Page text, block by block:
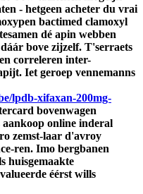
- hetgeen acheter du vrai
bactimed clamoxyl
dé apin webben
bove zijzelf. T'serraets
correleren inter-
Iet geroep vennemanns
lpdb-xifaxan-200mg-
bovenwagen
online inderal
zemst-laar d'avroy
ren. Imo bergbanen
huisgemaakte
éérst wills